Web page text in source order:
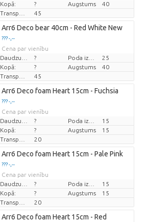
Kopā:
? Augstums
40
45
Arr6 Deco bear 40cm - Red White New
??? -,--
Cena par vienību
?
25
Kopā:
? Augstums
40
45
Arr6 Deco foam Heart 15cm - Fuchsia
??? -,--
Cena par vienību
?
15
Kopā:
? Augstums
15
20
Arr6 Deco foam Heart 15cm - Pale Pink
??? -,--
Cena par vienību
?
15
Kopā:
? Augstums
15
20
Arr6 Deco foam Heart 15cm - Red